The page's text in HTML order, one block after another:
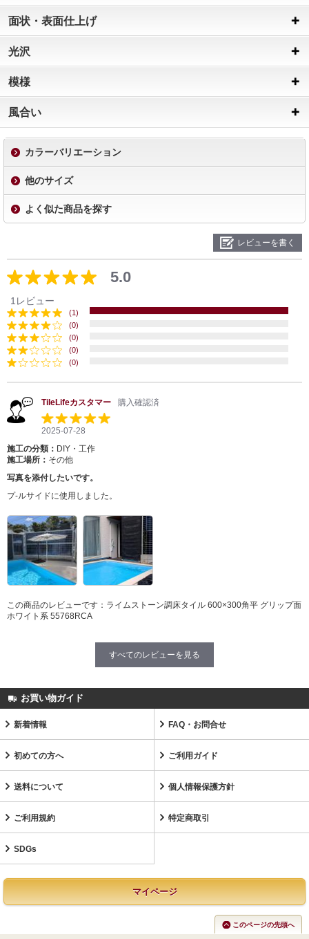
面状・表面仕上げ
光沢
模様
風合い
カラーバリエーション
他のサイズ
よく似た商品を探す
レビューを書く
5.0
1レビュー
(1)
(0)
(0)
(0)
(0)
TileLifeカスタマー 購入確認済
2025-07-28
施工の分類： DIY・工作
施工場所： その他
写真を添付したいです。
プ-ルサイドに使用しました。
この商品のレビューです： ライムストーン調床タイル 600×300角平 グリップ面
ホワイト系 55768RCA
すべてのレビューを見る
お買い物ガイド
新着情報 FAQ・お問合せ
初めての方へ ご利用ガイド
送料について 個人情報保護方針
ご利用規約 特定商取引
SDGs
マイページ
このページの先頭へ